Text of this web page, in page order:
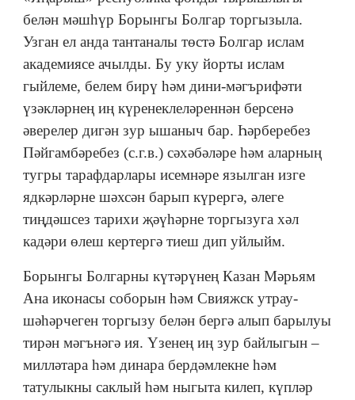
белән мәшһүр Борынгы Болгар торгызыла.
Узган ел анда тантаналы төстә Болгар ислам
академиясе ачылды. Бу уку йорты ислам
гыйлеме, белем бирү һәм дини-мәгърифәти
үзәкләрнең иң күренеклеләреннән берсенә
әверелер дигән зур ышаныч бар. Һәрберебез
Пәйгамбәребез (с.г.в.) сәхәбәләре һәм аларның
тугры тарафдарлары исемнәре язылган изге
ядкәрләрне шәхсән барып күрергә, әлеге
тиңдәшсез тарихи җәүһәрне торгызуга хәл
кадәри өлеш кертергә тиеш дип уйлыйм.
Борынгы Болгарны күтәрүнең Казан Мәрьям
Ана иконасы соборын һәм Свияжск утрау-
шәһәрчеген торгызу белән бергә алып барылуы
тирән мәгънәгә ия. Үзенең иң зур байлыгын –
милләтара һәм динара бердәмлекне һәм
татулыкны саклый һәм ныгыта килеп, күпләр